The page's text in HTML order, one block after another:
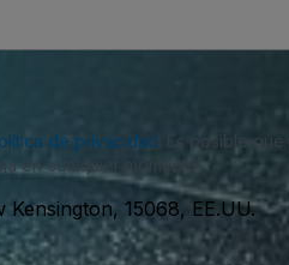
de privacidad . Es posible
en cualquier momento.
Kensington, 15068, EE.UU.